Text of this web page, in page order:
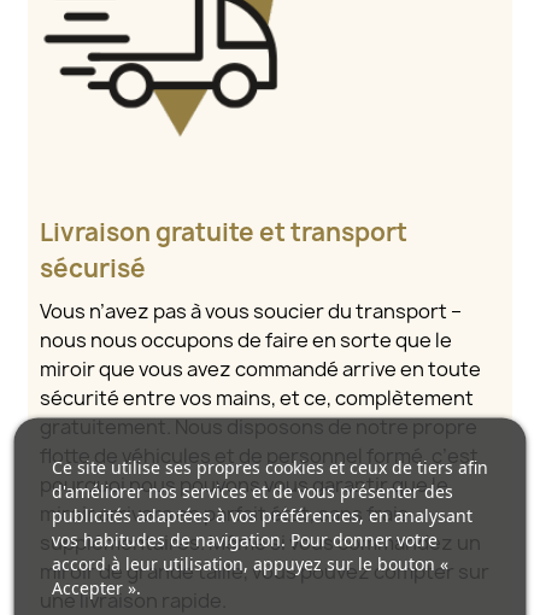
Livraison gratuite et transport
sécurisé
Vous n’avez pas à vous soucier du transport –
nous nous occupons de faire en sorte que le
miroir que vous avez commandé arrive en toute
sécurité entre vos mains, et ce, complètement
gratuitement. Nous disposons de notre propre
flotte de véhicules et de personnel formé, c’est
pourquoi nous pouvons vous garantir que le
miroir arrivera en parfait état, sans frais
supplémentaires. Même si vous commandez un
miroir de grande taille, vous pouvez compter sur
une livraison rapide.
Ce site utilise ses propres cookies et ceux de tiers afin
d'améliorer nos services et de vous présenter des
publicités adaptées à vos préférences, en analysant
vos habitudes de navigation. Pour donner votre
accord à leur utilisation, appuyez sur le bouton «
Accepter ».